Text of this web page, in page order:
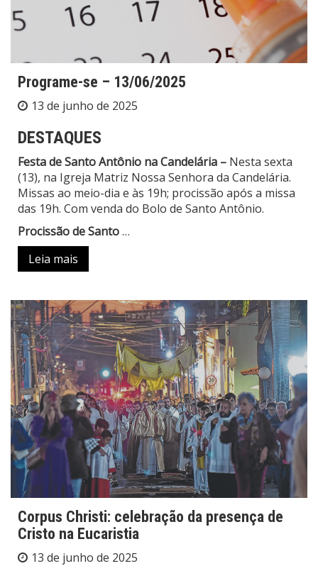
Programe-se – 13/06/2025
13 de junho de 2025
DESTAQUES
Festa de Santo Antônio na Candelária – Nesta sexta
(13), na Igreja Matriz Nossa Senhora da Candelária.
Missas ao meio-dia e às 19h; procissão após a missa
das 19h. Com venda do Bolo de Santo Antônio.
Procissão de Santo…
Leia mais
Corpus Christi: celebração da presença de
Cristo na Eucaristia
13 de junho de 2025